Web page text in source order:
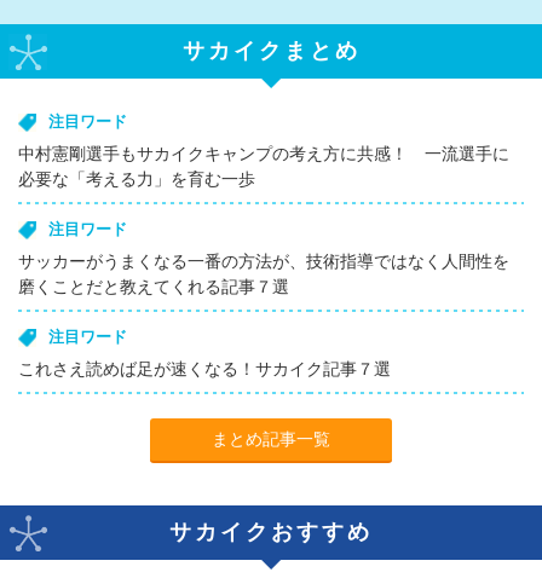
サカイクまとめ
注目ワード
中村憲剛選手もサカイクキャンプの考え方に共感！ 一流選手に
必要な「考える力」を育む一歩
注目ワード
サッカーがうまくなる一番の方法が、技術指導ではなく人間性を
磨くことだと教えてくれる記事７選
注目ワード
これさえ読めば足が速くなる！サカイク記事７選
まとめ記事一覧
サカイクおすすめ